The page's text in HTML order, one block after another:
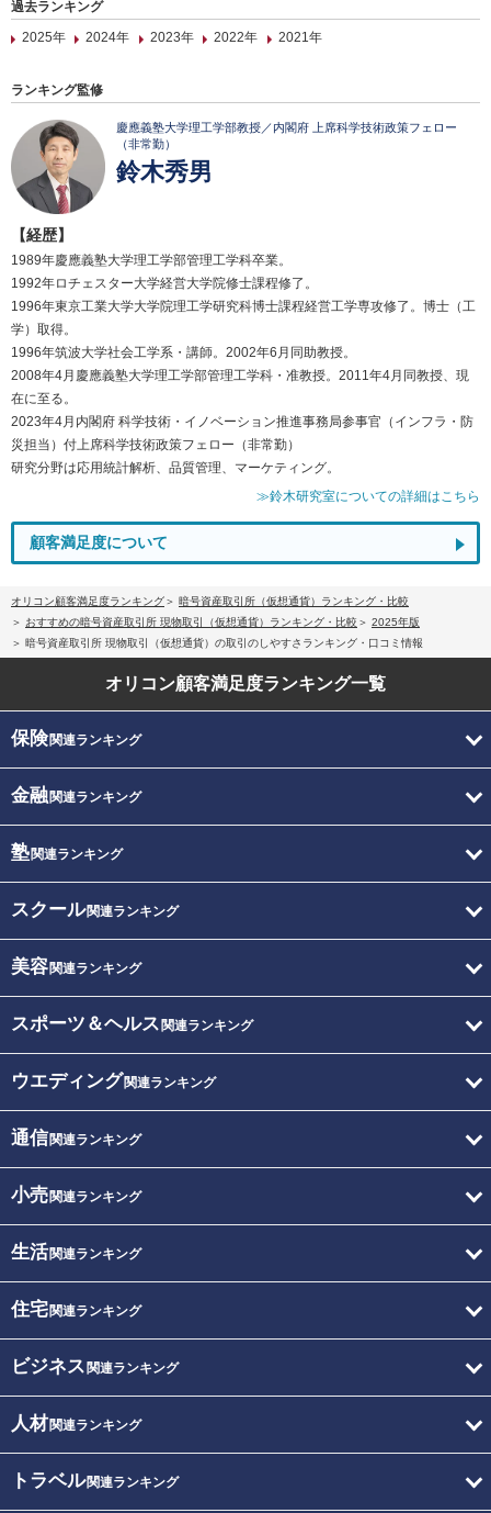
過去ランキング
2025年
2024年 2023年 2022年 2021年
ランキング監修
慶應義塾大学理工学部教授／内閣府 上席科学技術政策フェロー
（非常勤）
鈴木秀男
【経歴】
1989年慶應義塾大学理工学部管理工学科卒業。
1992年ロチェスター大学経営大学院修士課程修了。
1996年東京工業大学大学院理工学研究科博士課程経営工学専攻修了。博士（工
学）取得。
1996年筑波大学社会工学系・講師。2002年6月同助教授。
2008年4月慶應義塾大学理工学部管理工学科・准教授。2011年4月同教授、現
在に至る。
2023年4月内閣府 科学技術・イノベーション推進事務局参事官（インフラ・防
災担当）付上席科学技術政策フェロー（非常勤）
研究分野は応用統計解析、品質管理、マーケティング。
≫鈴木研究室についての詳細はこちら
顧客満足度について
オリコン顧客満足度ランキング
暗号資産取引所（仮想通貨）ランキング・比較
おすすめの暗号資産取引所 現物取引（仮想通貨）ランキング・比較
2025年版
暗号資産取引所 現物取引（仮想通貨）の取引のしやすさランキング・口コミ情報
オリコン顧客満足度ランキング一覧
保険関連ランキング
金融関連ランキング
塾関連ランキング
スクール関連ランキング
美容関連ランキング
スポーツ＆ヘルス 関連ランキング
ウエディング関連ランキング
通信関連ランキング
小売関連ランキング
生活関連ランキング
住宅関連ランキング
ビジネス 関連ランキング
人材関連ランキング
トラベル関連ランキング